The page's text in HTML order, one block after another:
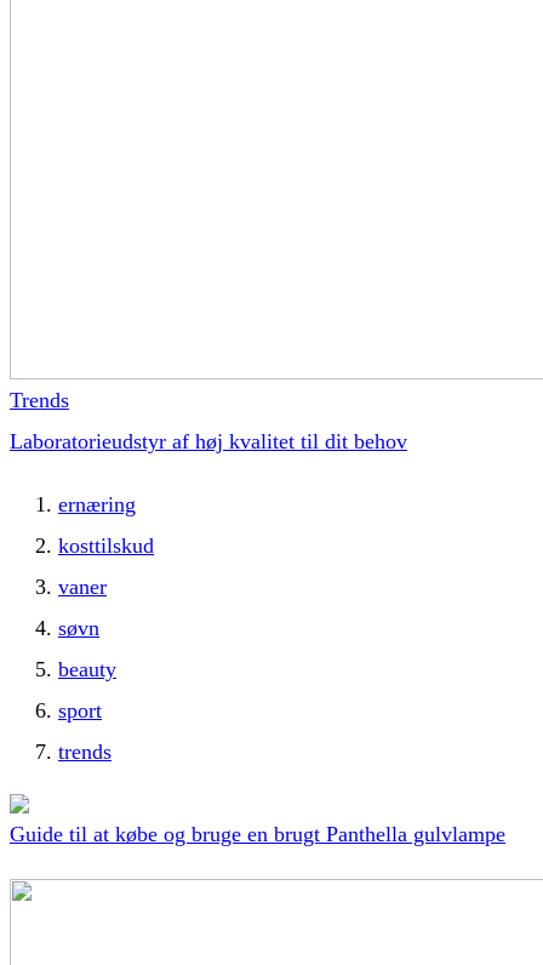
Trends
Laboratorieudstyr af høj kvalitet til dit behov
ernæring
kosttilskud
vaner
søvn
beauty
sport
trends
Guide til at købe og bruge en brugt Panthella gulvlampe